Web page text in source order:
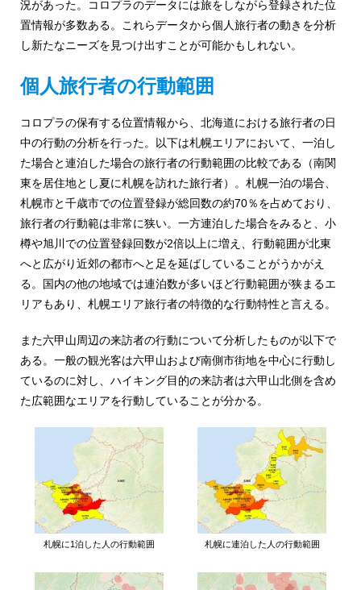
況があった。コロプラのデータには旅をしながら登録された位
置情報が多数ある。これらデータから個人旅行者の動きを分析
し新たなニーズを見つけ出すことが可能かもしれない。
個人旅行者の行動範囲
コロプラの保有する位置情報から、北海道における旅行者の日
中の行動の分析を行った。以下は札幌エリアにおいて、一泊し
た場合と連泊した場合の旅行者の行動範囲の比較である（南関
東を居住地とし夏に札幌を訪れた旅行者）。札幌一泊の場合、
札幌市と千歳市での位置登録が総回数の約70％を占めており、
旅行者の行動範は非常に狭い。一方連泊した場合をみると、小
樽や旭川での位置登録回数が2倍以上に増え、行動範囲が北東
へと広がり近郊の都市へと足を延ばしていることがうかがえ
る。国内の他の地域では連泊数が多いほど行動範囲が狭まるエ
リアもあり、札幌エリア旅行者の特徴的な行動特性と言える。
また六甲山周辺の来訪者の行動について分析したものが以下で
ある。一般の観光客は六甲山および南側市街地を中心に行動し
ているのに対し、ハイキング目的の来訪者は六甲山北側を含め
た広範囲なエリアを行動していることが分かる。
札幌に1泊した人の行動範囲 札幌に連泊した人の行動範囲